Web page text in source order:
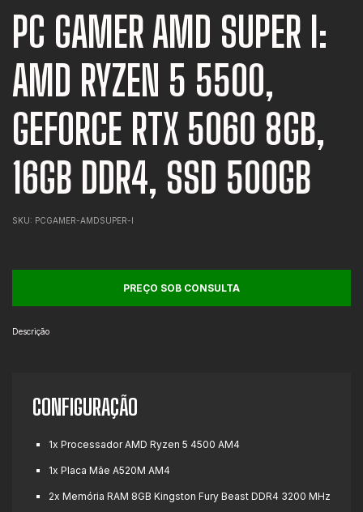
PC GAMER AMD SUPER I:
AMD RYZEN 5 5500,
GEFORCE RTX 5060 8GB,
16GB DDR4, SSD 500GB
SKU: PCGAMER-AMDSUPER-I
Descrição
CONFIGURAÇÃO
1x Processador AMD Ryzen 5 4500 AM4
1x Placa Mãe A520M AM4
2x Memória RAM 8GB Kingston Fury Beast DDR4 3200 MHz